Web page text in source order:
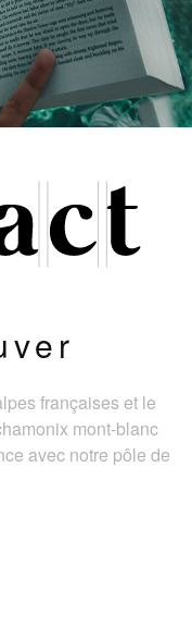
françaises et le
mont-blanc
avec notre pôle de